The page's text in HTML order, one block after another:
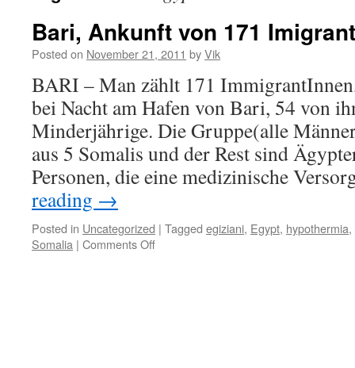
Bari, Ankunft von 171
Posted on November 21, 2011 byVik
BARI – Man zählt 171
bei Nacht am Hafen von Bari, 54 von
Minderjährige. Die Gruppe(alle
aus 5 Somalis und der Rest sind
Personen, die eine medizinische
reading →
Posted in Uncategorized | Tagged egiziani, Egypt, hypothermia,
Somalia | Comments Off